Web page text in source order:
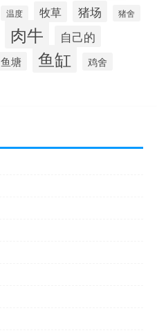
温度 牧草 猪场 猪舍
肉牛 自己的
鱼塘 鱼缸 鸡舍